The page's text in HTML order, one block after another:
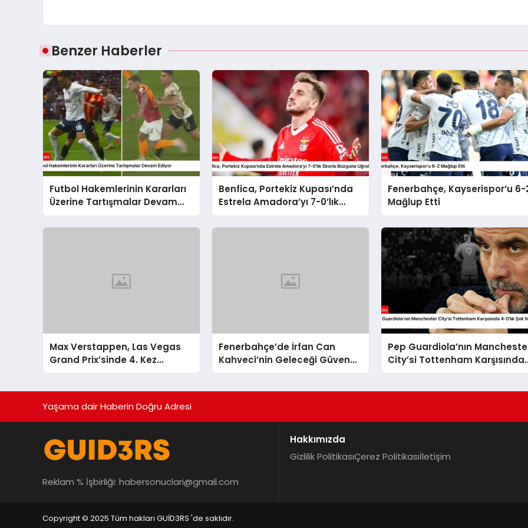
Benzer Haberler
Futbol Hakemlerinin Kararları
Üzerine Tartışmalar Devam
Ediyor
Benfica, Portekiz Kupası’nda
Estrela Amadora’yı 7-0’lık
Skorla Bozguna Uğrattı
Fenerbahçe, Kayserispor’u 6-
Mağlup Etti
Max Verstappen, Las Vegas
Grand Prix’sinde 4. Kez
Şampiyon Oldu
Fenerbahçe’de İrfan Can
Kahveci’nin Geleceği Güvence
Altında
Pep Guardiola’nın
City’si Tottenham Karşısında
4-0’lık Şok Mağlubiyeti Aldı
Yaşama dair Haberin Doğru Adresi
Reklam % İşbirliği: habersonuclari@gmail.com
Hakkımızda
Gizlilik PolitikasıÇerez Politikasıİletişim
Copyright © 2025 Tüm hakları GUİD3RS 'de saklıdır.